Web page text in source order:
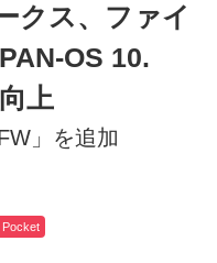
クス、ファイ
OS 10.
上
」を追加
Pocket